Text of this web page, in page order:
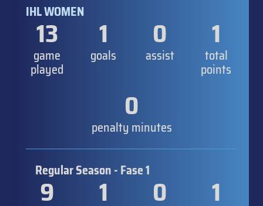
IHL WOMEN
13
game
played
1
goals
0
assist
1
total
points
0
penalty minutes
Regular Season - Fase 1
9 1 0 1